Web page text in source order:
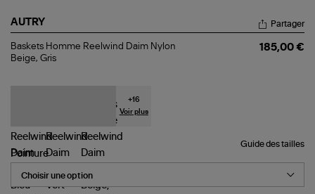
AUTRY
Baskets
Homme
Reelwind
Partager
Baskets Homme Reelwind Daim Nylon
Beige, Gris
185,00 €
+16
Voir plus
Guide des tailles
Pointure